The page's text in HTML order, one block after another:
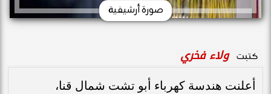
صورة أرشيفية
كتبت ولاء فخري
أعلنت هندسة كهرباء أبو تشت شمال قنا،